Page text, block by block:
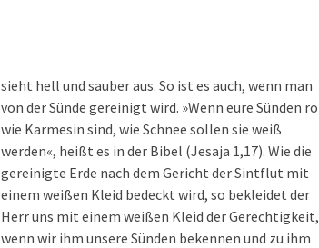
sieht hell und sauber aus. So ist es auch, wenn man
von der Sünde gereinigt wird. »Wenn eure Sünden
wie Karmesin sind, wie Schnee sollen sie weiß
werden«, heißt es in der Bibel (Jesaja 1,17). Wie die
gereinigte Erde nach dem Gericht der Sintflut mit
einem weißen Kleid bedeckt wird, so bekleidet der
Herr uns mit einem weißen Kleid der Gerechtigkeit,
wenn wir ihm unsere Sünden bekennen und zu ihm